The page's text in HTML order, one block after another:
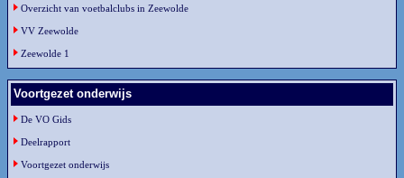
Overzicht van voetbalclubs in Zeewolde
VV Zeewolde
Zeewolde 1
Voortgezet onderwijs
De VO Gids
Deelrapport
Voortgezet onderwijs